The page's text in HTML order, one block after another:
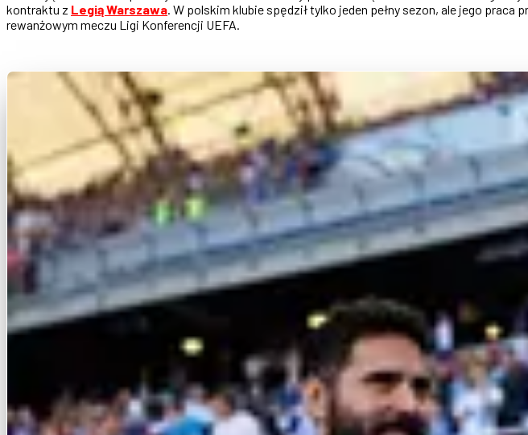
kontraktu z Legią Warszawa. W polskim klubie spędził tylko jeden pełny sezon, ale jego
rewanżowym meczu Ligi Konferencji UEFA.